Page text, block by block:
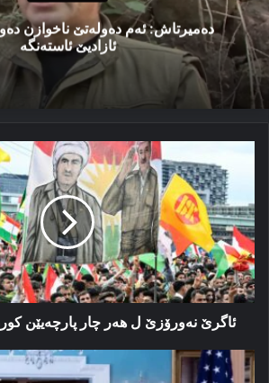
دەمیرتاش: ئەم دەولەتێ ناخوازن
ئازادیێ ئاستەنگە
نەورۆزێ
هەر
چار
پارچەیێن
کوردستانێ
گەش
بوو
ئاگرێ نەورۆزێ ل هەر چار پارچەیێن
کوردان
نەهشت